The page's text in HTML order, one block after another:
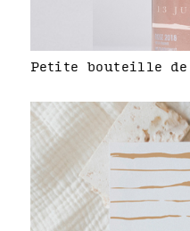
Petite bouteille de